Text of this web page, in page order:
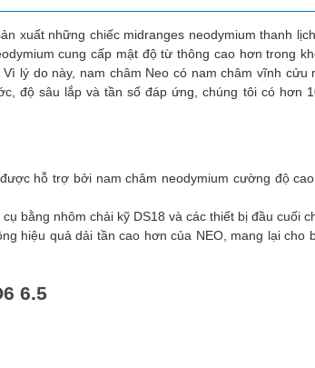
xuất những chiếc midranges neodymium thanh
cung cấp mật độ từ thông cao hơn trong
lý do này, nam châm Neo có nam châm vĩnh cửu
độ sâu lắp và tần số đáp ứng, chúng tôi có hơn
hỗ trợ bởi nam châm neodymium cường độ
bằng nhôm chải kỹ DS18 và các thiết bị đầu cuối
hiệu quả dải tần cao hơn của NEO, mang lại cho
6.5